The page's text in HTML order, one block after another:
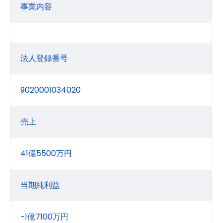
事業内容
法人登録番号
9020001034020
売上
41億5500万円
当期純利益
-1億7100万円